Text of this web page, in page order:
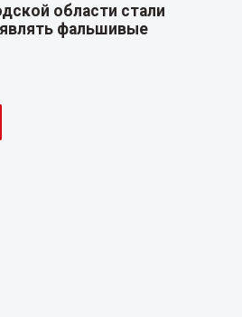
области стали
фальшивые